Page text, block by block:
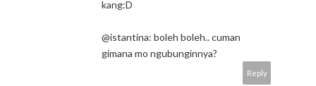
kang:D
@istantina: boleh boleh.. cuman
gimana mo ngubunginnya?
Reply